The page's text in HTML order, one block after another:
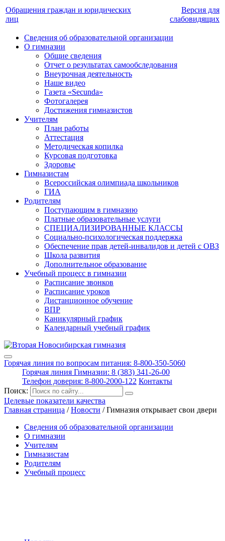
Обращения граждан и юридических
лиц
Версия для
слабовидящих
Сведения об образовательной организации
О гимназии
Общие сведения
Отчет о результатах самообследования
Внеурочная деятельность
Наше видео
Газета «Secunda»
Фотогалерея
Достижения гимназистов
Учителям
План работы
Аттестация
Методическая копилка
Курсовая подготовка
Здоровье
Гимназистам
Всероссийская олимпиада школьников
ГИА
Родителям
Поступающим в гимназию
Платные образовательные услуги
СПЕЦИАЛИЗИРОВАННЫЕ КЛАССЫ
Социально-психологическая поддержка
Обеспечение прав детей-инвалидов и детей с ОВЗ
Школа развития
Дополнительное образование
Учебный процесс в гимназии
Расписание звонков
Расписание уроков
Дистанционное обучение
ВПР
Каникулярный график
Календарный учебный график
Горячая линия по вопросам питания: 8-800-350-5060
Горячая линия Гимназии: 8 (383) 341-26-00
Телефон доверия: 8-800-2000-122 Контакты
Поиск:
Целевые показатели качества
Главная страница /Новости /Гимназия открывает свои двери
Сведения об образовательной организации
О гимназии
Учителям
Гимназистам
Родителям
Учебный процесс